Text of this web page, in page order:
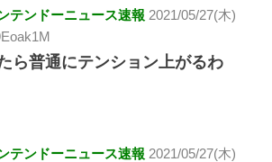
テンドーニュース速報 2021/05/27(木)
ら普通にテンション上がるわ
テンドーニュース速報 2021/05/27(木)